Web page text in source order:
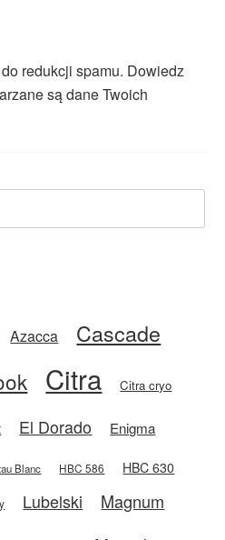
redukcji spamu. Dowiedz
są dane Twoich
Azacca Cascade
Citra Citra cryo
El Dorado Enigma
Blanc HBC 586 HBC 630
Lubelski
Magnum